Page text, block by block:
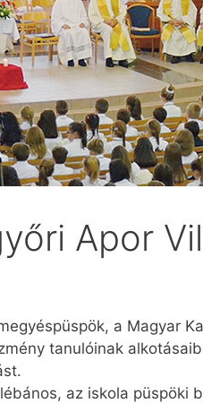
Apor
a Magyar
tanulóinak
az iskola